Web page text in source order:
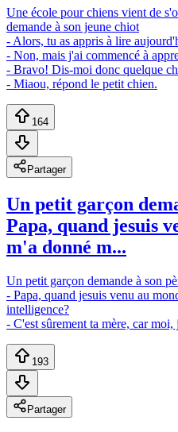
Une école pour chiens vient de
demande à son jeune chiot
- Alors, tu as appris à lire
- Non, mais j'ai commencé à
- Bravo! Dis-moi donc quelque
- Miaou, répond le petit chien.
164
Partager
Un petit garçon
Papa, quand jesuis
m'a donné m...
Un petit garçon demande à son
- Papa, quand jesuis venu au
intelligence?
- C'est sûrement ta mère, car
193
Partager